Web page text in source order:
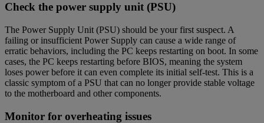
Check the power supply unit (PSU)
The Power Supply Unit (PSU) should be your first suspect. A
failing or insufficient Power Supply can cause a wide range of
erratic behaviors, including the PC keeps restarting on boot. In some
cases, the PC keeps restarting before BIOS, meaning the system
loses power before it can even complete its initial self-test. This is a
classic symptom of a PSU that can no longer provide stable voltage
to the motherboard and other components.
Monitor for overheating issues